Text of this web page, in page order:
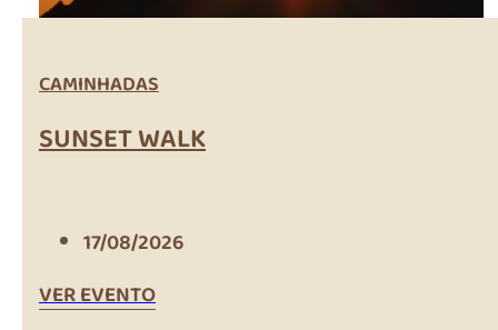
CAMINHADAS
SUNSET WALK
17/08/2026
VER EVENTO